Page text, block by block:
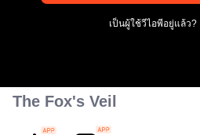
เป็นผู้ใช้วีไอพีอยู่แล้ว?
The Fox's Veil